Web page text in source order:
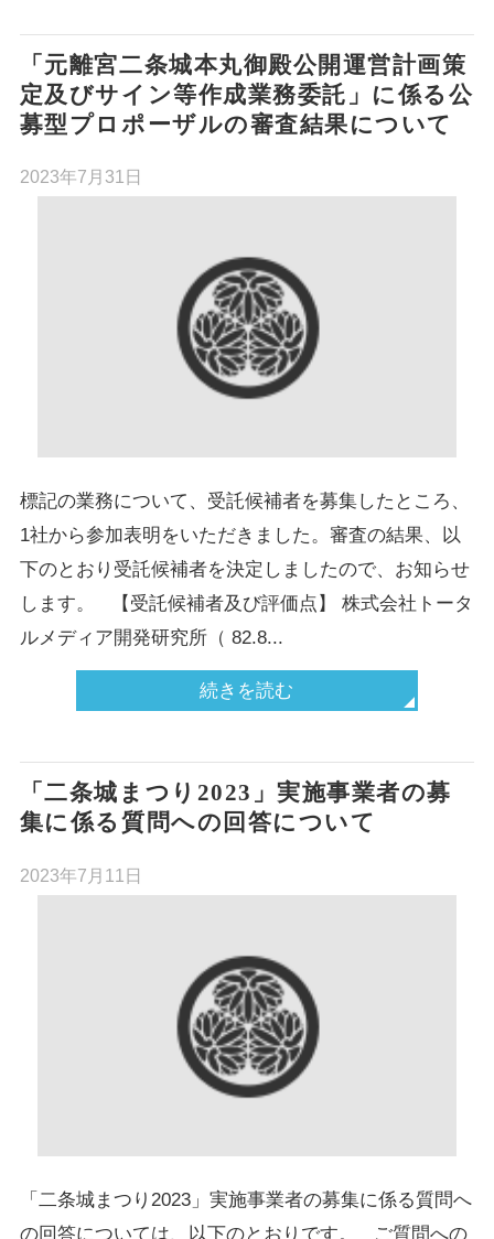
「元離宮二条城本丸御殿公開運営計画策
定及びサイン等作成業務委託」に係る公
募型プロポーザルの審査結果について
2023年7月31日
標記の業務について、受託候補者を募集したところ、
1社から参加表明をいただきました。審査の結果、以
下のとおり受託候補者を決定しましたので、お知らせ
します。 【受託候補者及び評価点】 株式会社トータ
ルメディア開発研究所（ 82.8...
続きを読む
「二条城まつり2023」実施事業者の募
集に係る質問への回答について
2023年7月11日
「二条城まつり2023」実施事業者の募集に係る質問へ
の回答については、以下のとおりです。 ご質問への